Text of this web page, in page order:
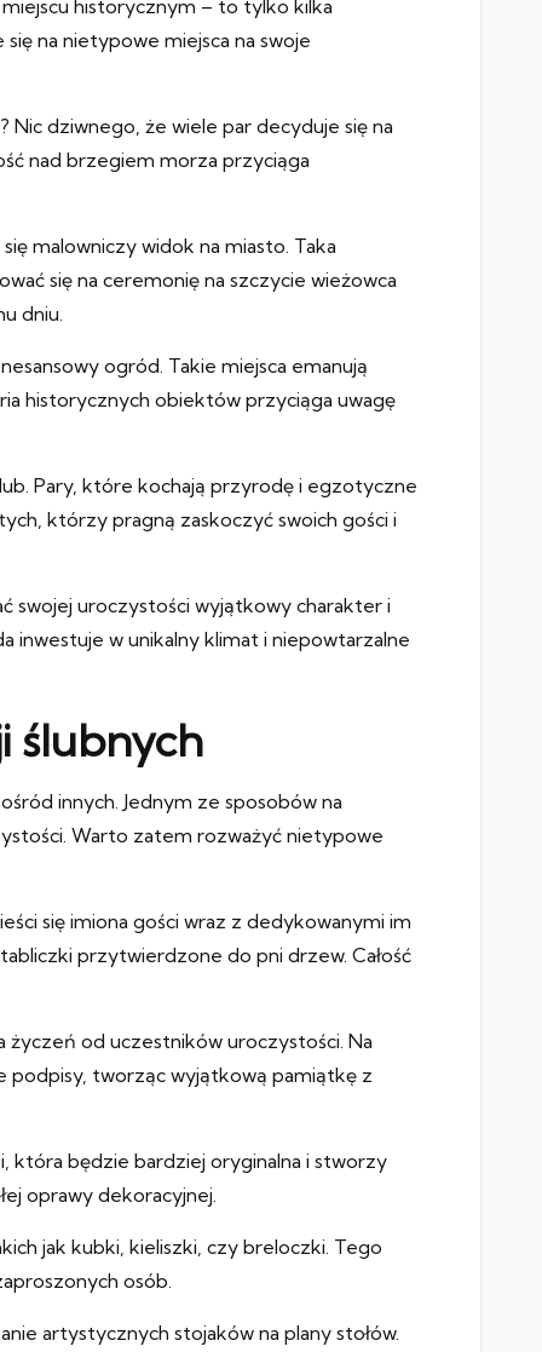
historycznym – to tylko kilka
na nietypowe miejsca na swoje
dziwnego, że wiele par decyduje się na
nad brzegiem morza przyciąga
malowniczy widok na miasto. Taka
się na ceremonię na szczycie wieżowca
dniu.
ogród. Takie miejsca emanują
historycznych obiektów przyciąga uwagę
Pary, które kochają przyrodę i egzotyczne
którzy pragną zaskoczyć swoich gości i
swojej uroczystości wyjątkowy charakter i
inwestuje w unikalny klimat i niepowtarzalne
ślubnych
innych. Jednym ze sposobów na
Warto zatem rozważyć nietypowe
się imiona gości wraz z dedykowanymi im
przytwierdzone do pni drzew. Całość
życzeń od uczestników uroczystości. Na
podpisy, tworząc wyjątkową pamiątkę z
która będzie bardziej oryginalna i stworzy
oprawy dekoracyjnej.
jak kubki, kieliszki, czy breloczki. Tego
osób.
artystycznych stojaków na plany stołów.